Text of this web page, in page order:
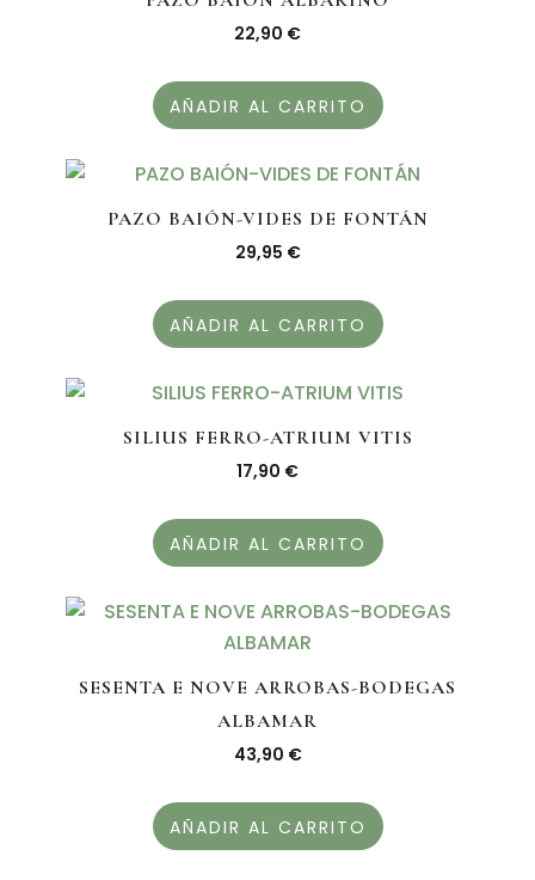
22,90 €
AÑADIR AL CARRITO
PAZO BAIÓN-VIDES DE FONTÁN
29,95 €
AÑADIR AL CARRITO
SILIUS FERRO-ATRIUM VITIS
17,90 €
AÑADIR AL CARRITO
SESENTA E NOVE ARROBAS-BODEGAS
ALBAMAR
43,90 €
AÑADIR AL CARRITO